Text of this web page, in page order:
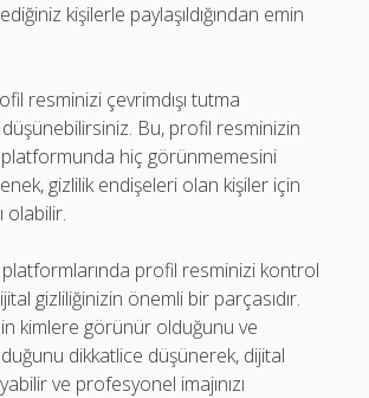
kişilerle paylaşıldığından emin
resminizi çevrimdışı tutma
Bu, profil resminizin
hiç görünmemesini
gizlilik endişeleri olan kişiler için
olabilir.
profil resminizi kontrol
gizliliğinizin önemli bir parçasıdır.
kimlere görünür olduğunu ve
dikkatlice düşünerek, dijital
ve profesyonel imajınızı